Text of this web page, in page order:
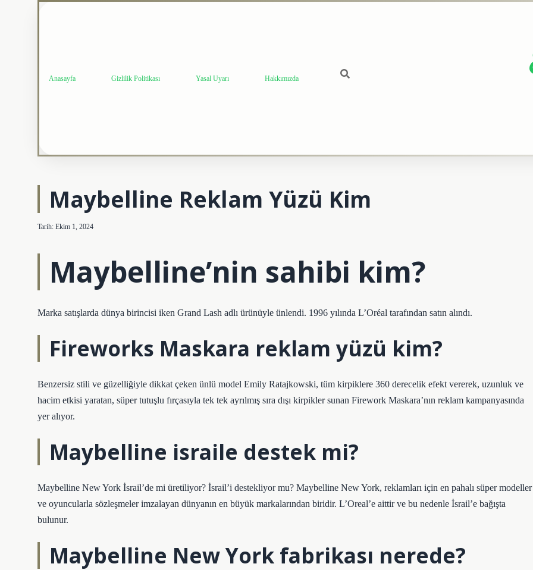
Anasayfa Gizlilik Politikası Yasal Uyarı Hakkımızda
Maybelline Reklam Yüzü Kim
Tarih: Ekim 1, 2024
Maybelline’nin sahibi kim?
Marka satışlarda dünya birincisi iken Grand Lash adlı ürünüyle ünlendi. 1996 yılında L’Oréal tarafından satın alındı.
Fireworks Maskara reklam yüzü kim?
Benzersiz stili ve güzelliğiyle dikkat çeken ünlü model Emily Ratajkowski, tüm kirpiklere 360 ​​derecelik efekt vererek, uzunluk ve
hacim etkisi yaratan, süper tutuşlu fırçasıyla tek tek ayrılmış sıra dışı kirpikler sunan Firework Maskara’nın reklam kampanyasında
yer alıyor.
Maybelline israile destek mi?
Maybelline New York İsrail’de mi üretiliyor? İsrail’i destekliyor mu? Maybelline New York, reklamları için en pahalı süper modeller
ve oyuncularla sözleşmeler imzalayan dünyanın en büyük markalarından biridir. L’Oreal’e aittir ve bu nedenle İsrail’e bağışta
bulunur.
Maybelline New York fabrikası nerede?